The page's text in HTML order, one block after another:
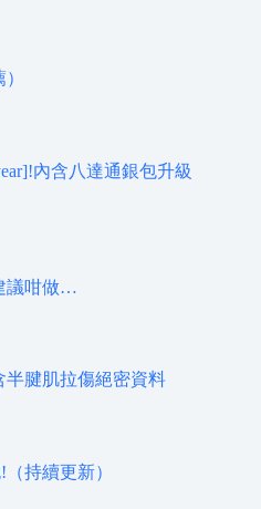
內含八達通銀包升級
議咁做…
半腱肌拉傷絕密資料
持續更新）